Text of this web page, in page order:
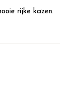
rijke kazen.